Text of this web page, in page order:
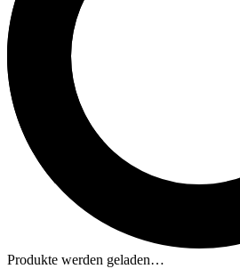
Produkte werden geladen…